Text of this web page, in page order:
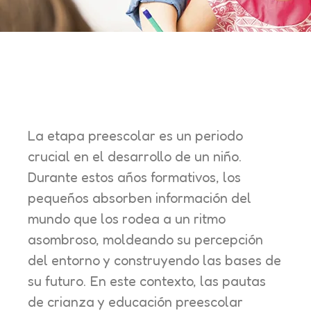
La etapa preescolar es un periodo
crucial en el desarrollo de un niño.
Durante estos años formativos, los
pequeños absorben información del
mundo que los rodea a un ritmo
asombroso, moldeando su percepción
del entorno y construyendo las bases de
su futuro. En este contexto, las pautas
de crianza y educación preescolar